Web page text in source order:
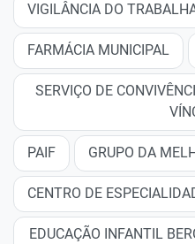
VIGILÂNCIA DO
FARMÁCIA MUNICIPAL
SERVIÇO DE
PAIF GRUPO DA
CENTRO DE
EDUCAÇÃO INFANTIL